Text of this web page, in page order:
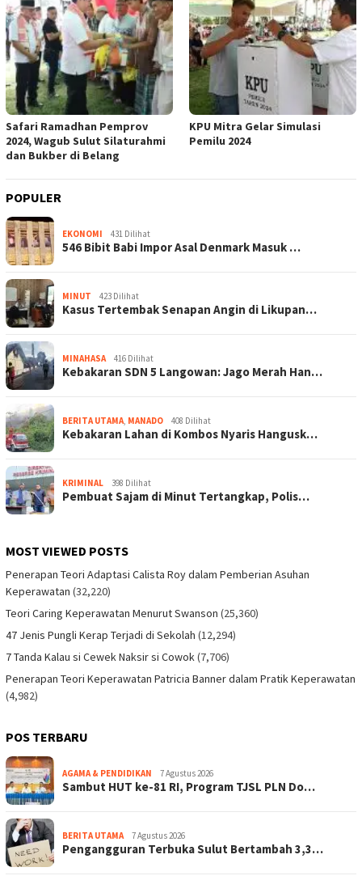
Safari Ramadhan Pemprov
2024, Wagub Sulut Silaturahmi
dan Bukber di Belang
KPU Mitra Gelar Simulasi
Pemilu 2024
POPULER
EKONOMI 431 Dilihat
546 Bibit Babi Impor Asal Denmark Masuk …
MINUT 423 Dilihat
Kasus Tertembak Senapan Angin di Likupan…
MINAHASA 416 Dilihat
Kebakaran SDN 5 Langowan: Jago Merah Han…
BERITA UTAMA, MANADO 408 Dilihat
Kebakaran Lahan di Kombos Nyaris Hangusk…
KRIMINAL 398 Dilihat
Pembuat Sajam di Minut Tertangkap, Polis…
MOST VIEWED POSTS
Penerapan Teori Adaptasi Calista Roy dalam Pemberian Asuhan
Keperawatan (32,220)
Teori Caring Keperawatan Menurut Swanson (25,360)
47 Jenis Pungli Kerap Terjadi di Sekolah (12,294)
7 Tanda Kalau si Cewek Naksir si Cowok(7,706)
Penerapan Teori Keperawatan Patricia Banner dalam Pratik Keperawatan
(4,982)
POS TERBARU
AGAMA & PENDIDIKAN 7 Agustus 2026
Sambut HUT ke-81 RI, Program TJSL PLN Do…
BERITA UTAMA 7 Agustus 2026
Pengangguran Terbuka Sulut Bertambah 3,3…